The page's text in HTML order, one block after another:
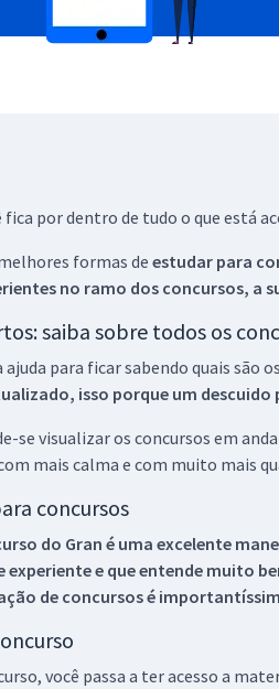
fica por dentro de tudo o que está
formas deestudar para
no ramo dos concursos, a
saiba sobre todos os
para ficar sabendo quais são os
isso porque um descuido
se visualizar os concursos em
mais calma e com muito mais
concursos
do Gran é uma excelente
experiente e que entende muito
de concursos é
você passa a ter acesso a